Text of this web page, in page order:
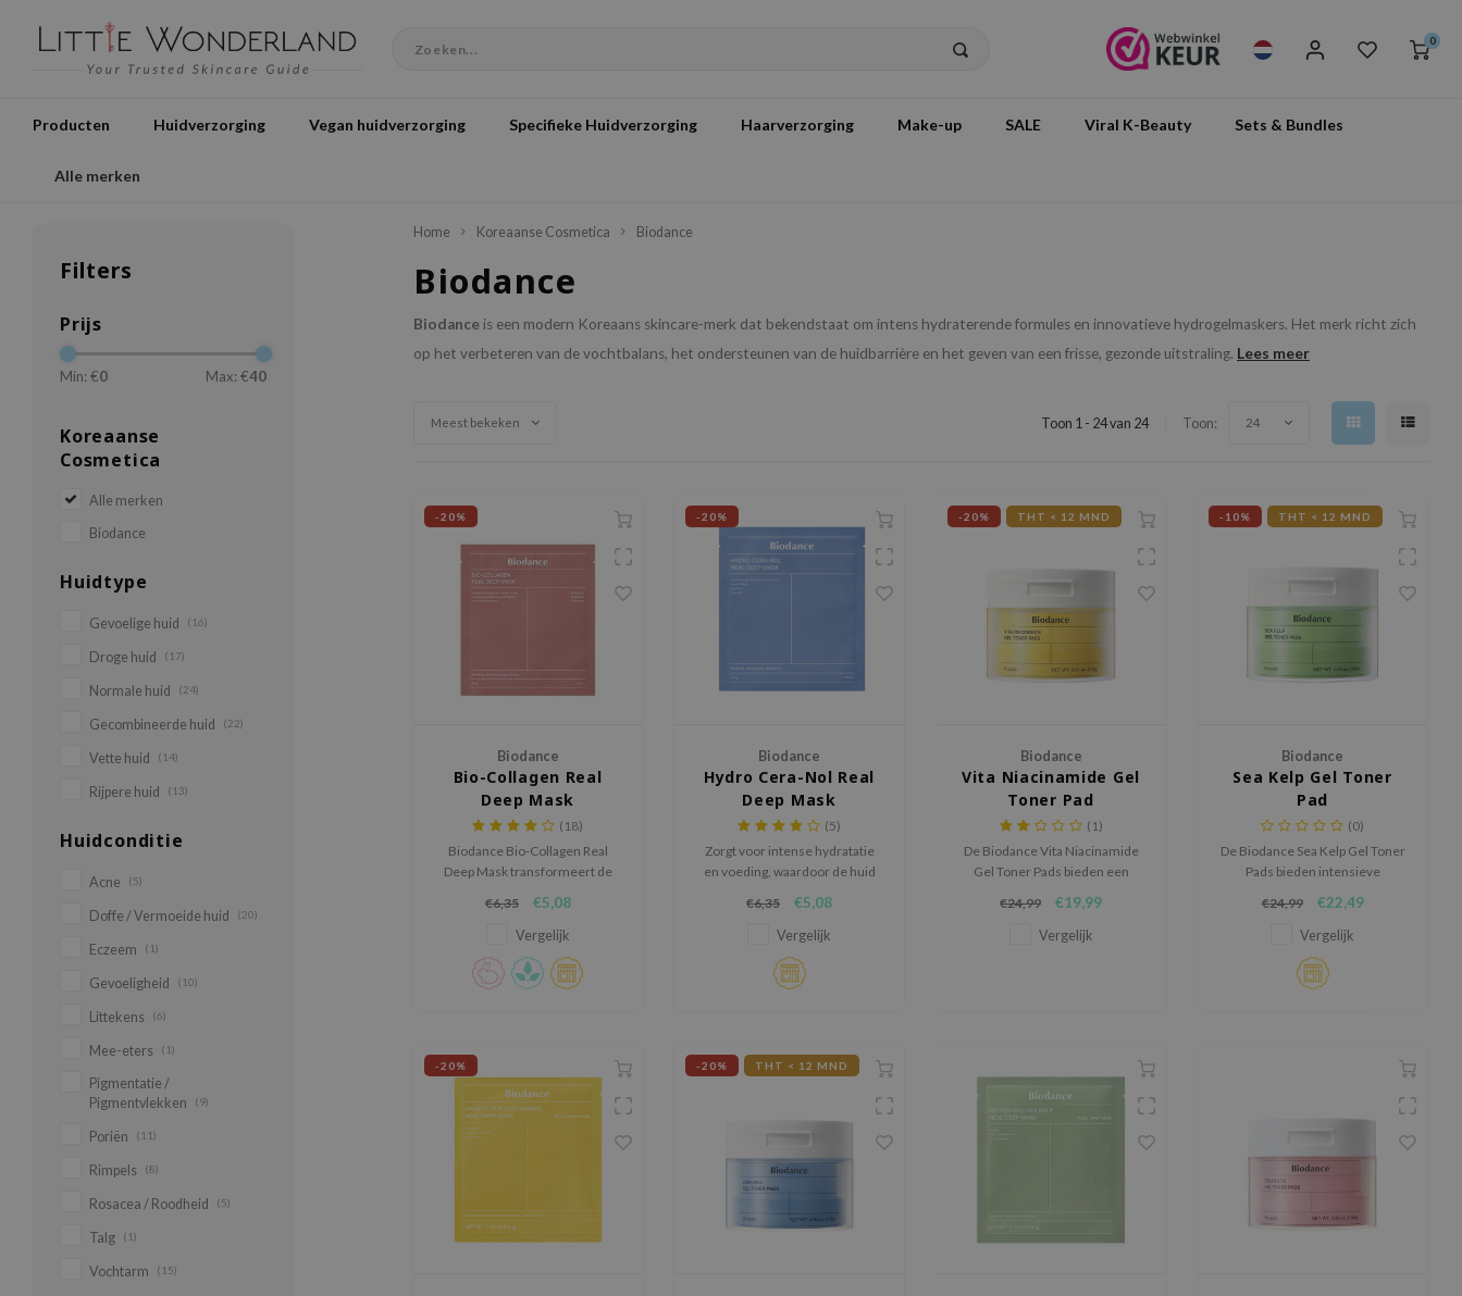
0
Producten Huidverzorging Vegan huidverzorging Specifieke Huidverzorging Haarverzorging Make-up SALE Viral K-Beauty Sets & Bundles
Alle merken
Filters
Prijs
Min: €0 Max: €40
Koreaanse
Cosmetica
Alle merken
Biodance
Huidtype
Gevoelige huid (16)
Droge huid (17)
Normale huid (24)
Gecombineerde huid (22)
Vette huid (14)
Rijpere huid (13)
Huidconditie
Acne (5)
Doffe / Vermoeide huid (20)
Eczeem (1)
Gevoeligheid (10)
Littekens (6)
Mee-eters (1)
Pigmentatie /
Pigmentvlekken
(9)
Poriën (11)
Rimpels (8)
Rosacea / Roodheid (5)
Talg (1)
Vochtarm (15)
Home Koreaanse Cosmetica Biodance
Biodance
Biodance is een modern Koreaans skincare-merk dat bekendstaat om intens hydraterende formules en innovatieve hydrogelmaskers. Het merk richt zich
op het verbeteren van de vochtbalans, het ondersteunen van de huidbarrière en het geven van een frisse, gezonde uitstraling. Lees meer
Meest bekeken Toon 1 - 24 van 24 Toon: 24
-20%
Biodance
Bio-Collagen Real
Deep Mask
(18)
Biodance Bio-Collagen Real
Deep Mask transformeert de
hydraterende, verhelderende
en anti-aging ingrediënten.
€6,35 €5,08
Vergelijk
-20%
Biodance
Hydro Cera-Nol Real
Deep Mask
(5)
Zorgt voor intense hydratatie
en voeding, waardoor de huid
gehydrateerd aanvoelt.
€6,35 €5,08
Vergelijk
-20% THT < 12 MND
Biodance
Vita Niacinamide Gel
Toner Pad
(1)
De Biodance Vita Niacinamide
Gel Toner Pads bieden een
heldere, egale en stralende
huid. Geformuleerd met
€24,99 €19,99
Vergelijk
-10% THT < 12 MND
Biodance
Sea Kelp Gel Toner
Pad
(0)
De Biodance Sea Kelp Gel Toner
Pads bieden intensieve
dankzij een unieke combinatie
van zeewierextract en
diepzeewater.
€24,99 €22,49
Vergelijk
-20% -20% THT < 12 MND